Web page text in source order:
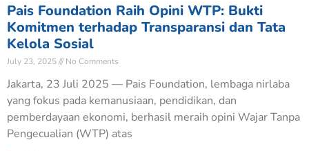
Pais Foundation Raih Opini WTP: Bukti
Komitmen terhadap Transparansi dan Tata
Kelola Sosial
July 23, 2025 No Comments
Jakarta, 23 Juli 2025 — Pais Foundation, lembaga nirlaba
yang fokus pada kemanusiaan, pendidikan, dan
pemberdayaan ekonomi, berhasil meraih opini Wajar Tanpa
Pengecualian (WTP) atas